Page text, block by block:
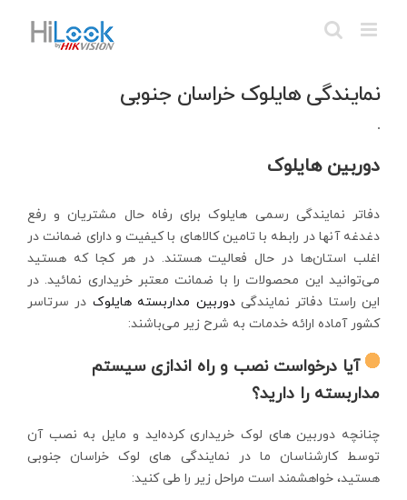
نمایندگی هایلوک خراسان جنوبی
دوربین هایلوک
دفاتر نمایندگی رسمی هایلوک برای رفاه حال مشتریان و رفع
دغدغه آنها در رابطه با تامین کالاهای با کیفیت و دارای ضمانت در
اغلب استان‌ها در حال فعالیت هستند. در هر کجا که هستید
می‌توانید این محصولات را با ضمانت معتبر خریداری نمائید. در
این راستا دفاتر نمایندگیدوربین مداربسته هایلوک در سرتاسر
کشور آماده ارائه خدمات به شرح زیر می‌باشند:
آیا درخواست نصب و راه اندازی سیستم
مداربسته را دارید؟
چنانچه دوربین های لوک خریداری کرده‌اید و مایل به نصب آن
توسط کارشناسان ما در نمایندگی های لوک خراسان جنوبی
هستید، خواهشمند است مراحل زیر را طی کنید: